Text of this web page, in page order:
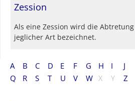
A B C D E F G H I J
Q
R S T U V W X Y Z
Zession
Als eine Zession wird die
jeglicher Art bezeichnet.